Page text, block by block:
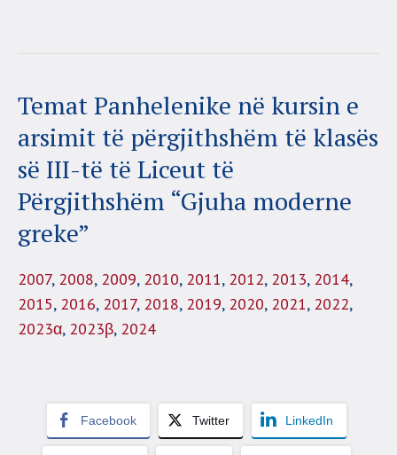
Temat Panhelenike në kursin e
arsimit të përgjithshëm të klasës
së III-të të Liceut të
Përgjithshëm “Gjuha moderne
greke”
2007, 2008, 2009, 2010, 2011, 2012, 2013, 2014,
2015, 2016, 2017, 2018, 2019, 2020, 2021, 2022,
2023α, 2023β, 2024
Facebook Twitter LinkedIn